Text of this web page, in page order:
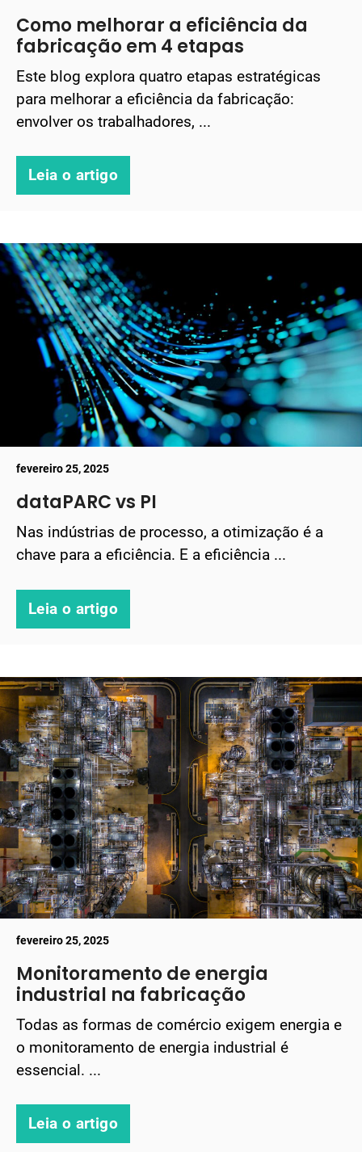
Como melhorar a eficiência da
fabricação em 4 etapas
Este blog explora quatro etapas estratégicas
para melhorar a eficiência da fabricação:
envolver os trabalhadores, ...
Leia o artigo
fevereiro 25, 2025
dataPARC vs PI
Nas indústrias de processo, a otimização é a
chave para a eficiência. E a eficiência ...
Leia o artigo
fevereiro 25, 2025
Monitoramento de energia
industrial na fabricação
Todas as formas de comércio exigem energia e
o monitoramento de energia industrial é
essencial. ...
Leia o artigo